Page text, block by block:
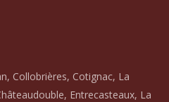
Collobrières, Cotignac, La
Entrecasteaux, La